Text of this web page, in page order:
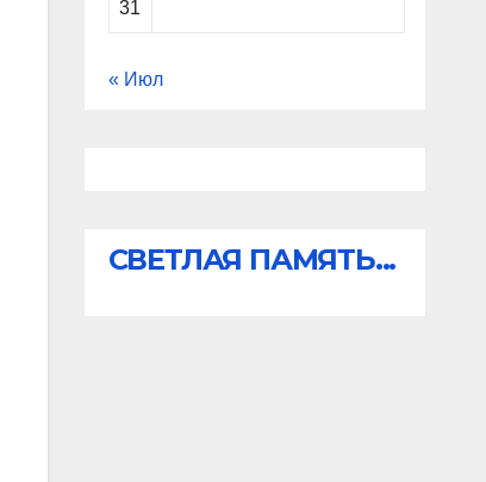
31
« Июл
СВЕТЛАЯ ПАМЯТЬ...